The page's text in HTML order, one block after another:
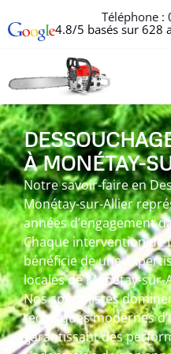
Téléphone :
4.8/5 basés sur 628
À MONÉTAY-
Notre savoir-faire en
Monétay-sur-Allier
années d’engagement
Chaque intervention de
bénéficie de une
locales de Monétay-
Nos spécialistes
techniques modernes
garantissant des